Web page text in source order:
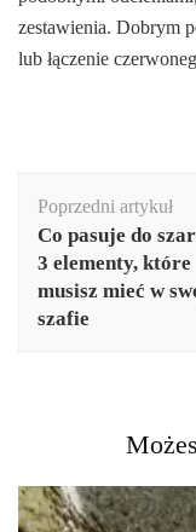
zestawienia. Dobrym
lub łączenie
wpisu
Poprzedni artykuł
Co pasuje do
3 elementy, które
musisz mieć w
szafie